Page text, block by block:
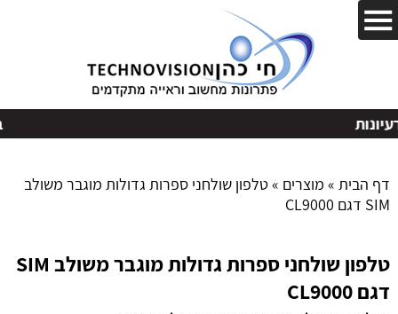
דף הבית» מוצרים »טלפון שולחני ספרות גדולות מוגבר משולב
SIM דגם CL9000
טלפון שולחני ספרות גדולות מוגבר משולב SIM
דגם CL9000